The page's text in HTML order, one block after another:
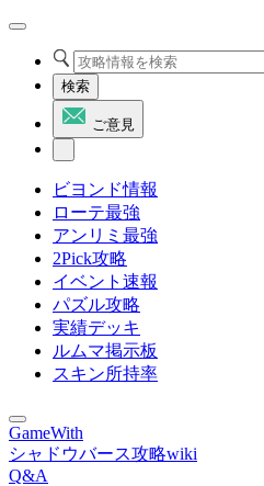
検索
ご意見
ビヨンド情報
ローテ最強
アンリミ最強
2Pick攻略
イベント速報
パズル攻略
実績デッキ
ルムマ掲示板
スキン所持率
GameWith
シャドウバース攻略wiki
Q&A